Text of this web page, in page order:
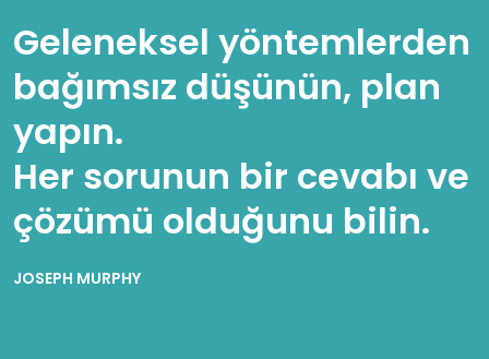
Geleneksel yöntemlerden
bağımsız düşünün, plan
yapın.
Her sorunun bir cevabı ve
çözümü olduğunu bilin.
JOSEPH MURPHY